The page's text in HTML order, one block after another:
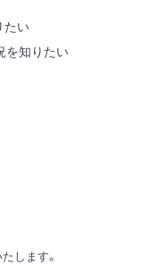
たい
を知りたい
します。